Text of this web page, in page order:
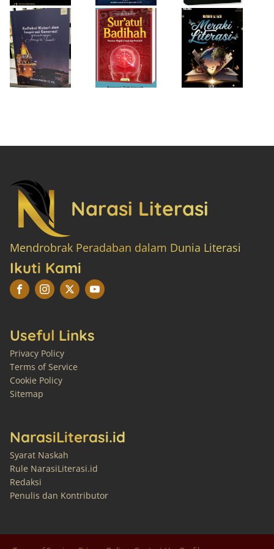
Narasi Literasi
Mendrobrak Peradaban dalam Dunia Literasi
Ikuti Kami
Useful Links
Privacy Policy
Terms of Service
Cookie Policy
Sitemap
NarasiLiterasi.id
Syarat Naskah
Rule NarasiLiterasi.id
Redaksi
Penulis dan Kontributor